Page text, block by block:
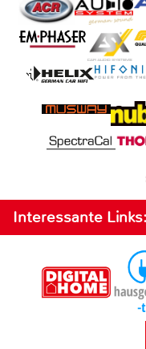
Interessante Links: